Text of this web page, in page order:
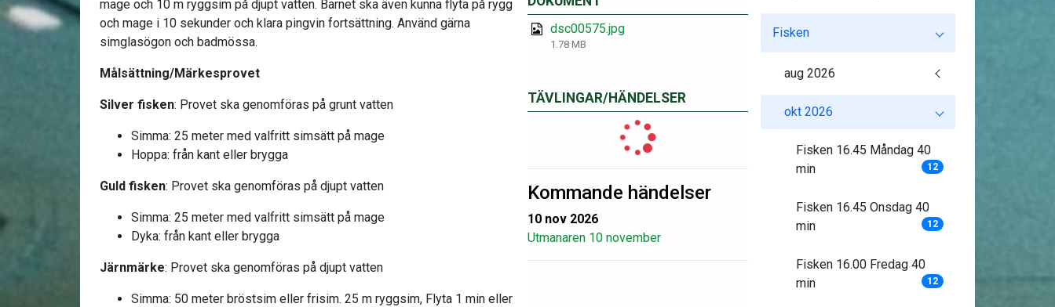
dsc00575.jpg
1.78 MB
TÄVLINGAR/HÄNDELSER
Kommande händelser
10 nov 2026
Utmanaren 10 november
mage och 10 m ryggsim på djupt vatten. Barnet ska även kunna flyta på rygg
och mage i 10 sekunder och klara pingvin fortsättning. Använd gärna
simglasögon och badmössa.
Målsättning/Märkesprovet
Silver fisken: Provet ska genomföras på grunt vatten
Simma: 25 meter med valfritt simsätt på mage
Hoppa: från kant eller brygga
Guld fisken: Provet ska genomföras på djupt vatten
Simma: 25 meter med valfritt simsätt på mage
Dyka: från kant eller brygga
Järnmärke: Provet ska genomföras på djupt vatten
Simma: 50 meter bröstsim eller frisim. 25 m ryggsim, Flyta 1 min eller
Fisken
aug 2026
okt 2026
Fisken 16.45 Måndag 40
min
12
Fisken 16.45 Onsdag 40
min
12
Fisken 16.00 Fredag 40
min
12